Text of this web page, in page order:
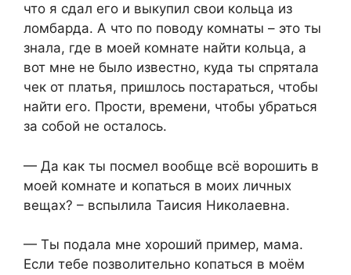
что я сдал его и выкупил свои кольца из
ломбарда. А что по поводу комнаты – это ты
знала, где в моей комнате найти кольца, а
вот мне не было известно, куда ты спрятала
чек от платья, пришлось постараться, чтобы
найти его. Прости, времени, чтобы убраться
за собой не осталось.
— Да как ты посмел вообще всё ворошить в
моей комнате и копаться в моих личных
вещах? – вспылила Таисия Николаевна.
— Ты подала мне хороший пример, мама.
Если тебе позволительно копаться в моём